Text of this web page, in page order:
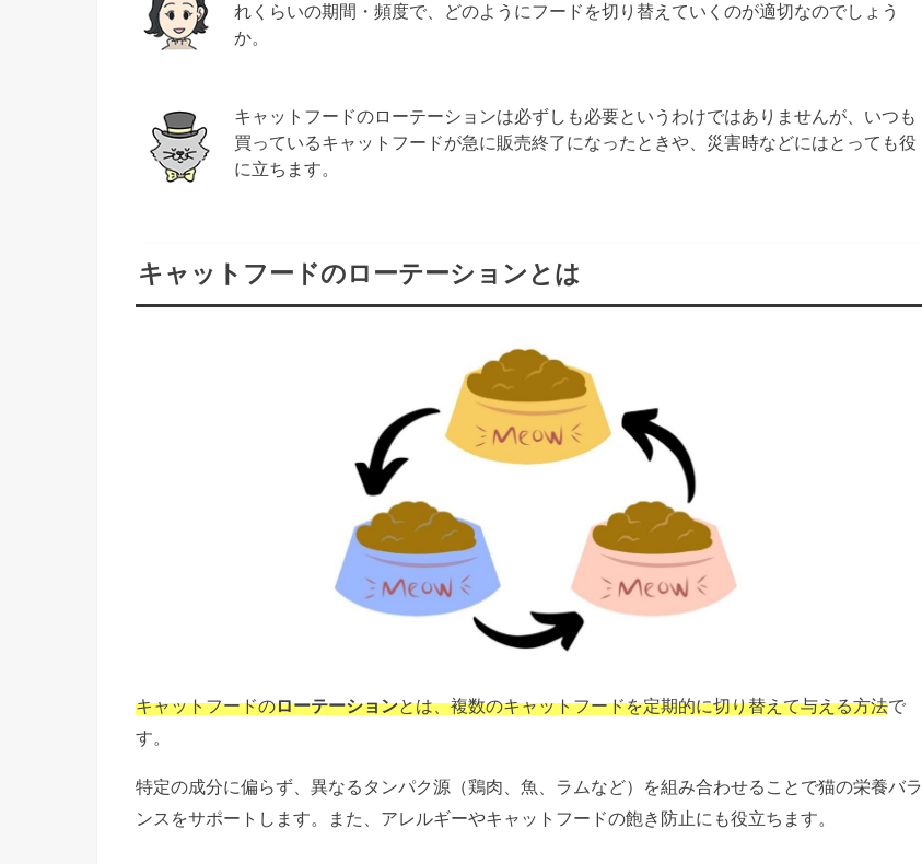
れくらいの期間・頻度で、どのようにフードを切り替えていくのが適切なのでしょう
か。
キャットフードのローテーションは必ずしも必要というわけではありませんが、いつも
買っているキャットフードが急に販売終了になったときや、災害時などにはとっても役
に立ちます。
キャットフードのローテーションとは
キャットフードのローテーションとは、複数のキャットフードを定期的に切り替えて与える方法で
す。
特定の成分に偏らず、 異なるタンパク源（鶏肉、魚、ラムなど）を組み合わせることで猫の栄養バラ
ンスをサポートします。
また、アレルギーやキャットフードの飽き防止にも役立ちます。